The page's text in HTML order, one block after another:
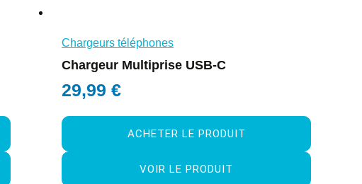
Chargeurs téléphones
Chargeur Multiprise USB-C
29,99 €
ACHETER LE PRODUIT
VOIR LE PRODUIT